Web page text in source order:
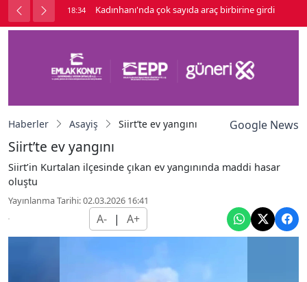
soygun 18:34 Kadınhanı'nda çok sayıda araç birbirine girdi
Haberler Asayiş Siirt’te ev yangını Google News
Siirt’te ev yangını
Siirt’in Kurtalan ilçesinde çıkan ev yangınında maddi hasar
oluştu
Yayınlanma Tarihi: 02.03.2026 16:41
A- | A+